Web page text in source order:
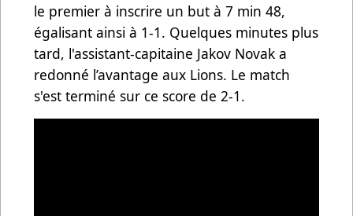
le premier à inscrire un but à 7 min 48,
égalisant ainsi à 1-1. Quelques minutes plus
tard, l'assistant-capitaine Jakov Novak a
redonné l’avantage aux Lions. Le match
s'est terminé sur ce score de 2-1.